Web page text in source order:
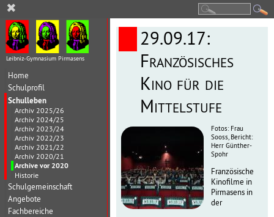
Leibniz-Gymnasium Pirmasens
Home
Schulprofil
Schulleben
Archiv 2025/26
Archiv 2024/25
Archiv 2023/24
Archiv 2022/23
Archiv 2021/22
Archiv 2020/21
Archive vor 2020
Historie
Schulgemeinschaft
Angebote
Fachbereiche
29.09.17:
Französisches
Kino für die
Mittelstufe
Fotos: Frau
Sooss, Bericht:
Herr Günther-
Spohr
Französische
Kinofilme in
Pirmasens in
der
✖